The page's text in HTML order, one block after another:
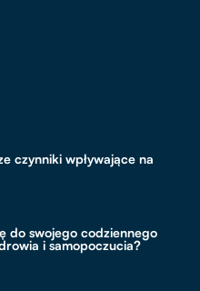
czynniki wpływające na
do swojego codziennego
i samopoczucia?